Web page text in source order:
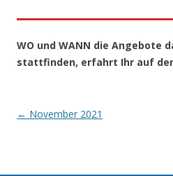
WO und WANN die Angebote
stattfinden, erfahrt Ihr auf
Post
← November 2021